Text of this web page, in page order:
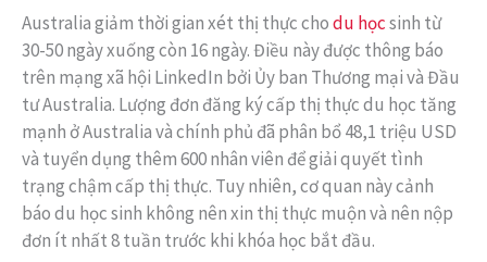
Australia giảm thời gian xét thị thực chodu họcsinh từ
30-50 ngày xuống còn 16 ngày. Điều này được thông báo
trên mạng xã hội LinkedIn bởi Ủy ban Thương mại và Đầu
tư Australia. Lượng đơn đăng ký cấp thị thực du học tăng
mạnh ở Australia và chính phủ đã phân bổ 48,1 triệu USD
và tuyển dụng thêm 600 nhân viên để giải quyết tình
trạng chậm cấp thị thực. Tuy nhiên, cơ quan này cảnh
báo du học sinh không nên xin thị thực muộn và nên nộp
đơn ít nhất 8 tuần trước khi khóa học bắt đầu.